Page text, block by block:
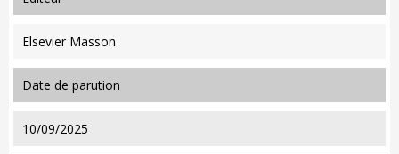
Elsevier Masson
date de parution
10/09/2025